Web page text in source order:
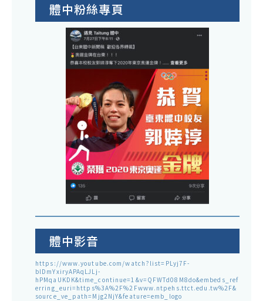
體中粉絲專頁
體中影音
https://www.youtube.com/watch?list=PLyj7F-
blDmYxiryAPAqLJLj-
hPMqaUKDK&time_continue=1&v=QFWTd08M8do&embeds_ref
erring_euri=https%3A%2F%2Fwww.ntpehs.ttct.edu.tw%2F&
source_ve_path=Mjg2NjY&feature=emb_logo